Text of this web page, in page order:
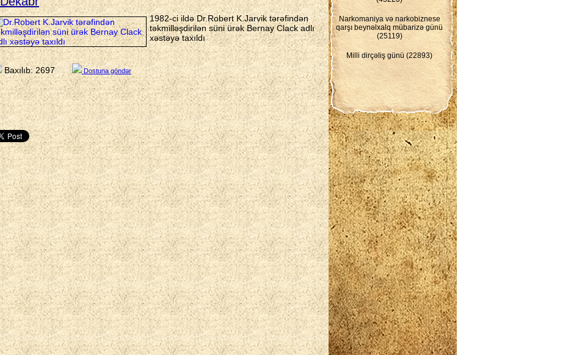
1982-ci ildə Dr.Robert K.Jarvik tərəfindən
təkmilləşdirilən süni ürək Bernay Clack adlı
xəstəyə taxıldı
Baxılıb: 2697 Dostuna göndər
Narkomaniya və narkobiznese
qarşı beynəlxalq mübarizə günü
(25119)
Milli dirçəliş günü (22893)